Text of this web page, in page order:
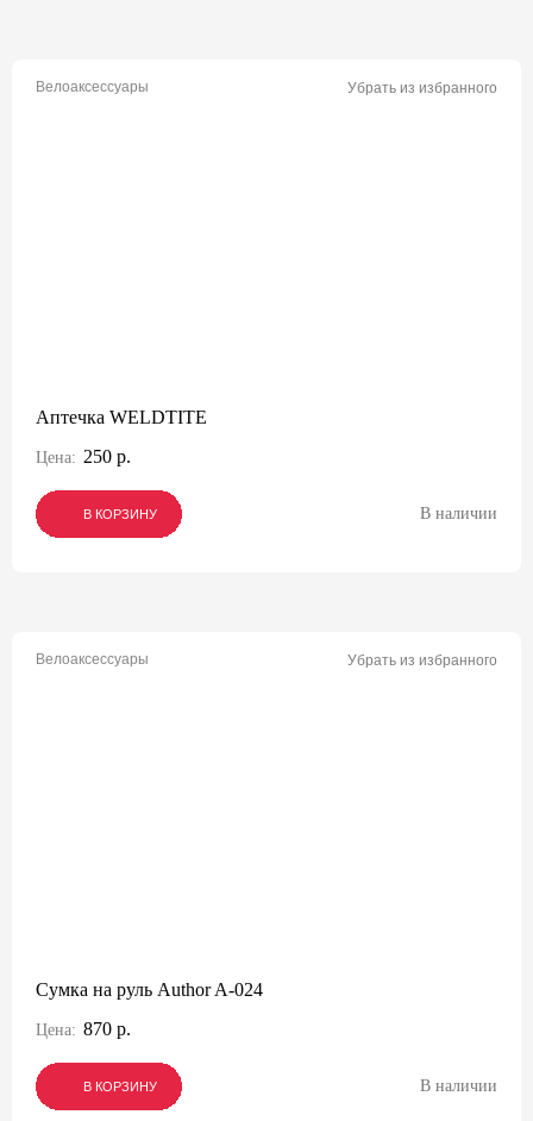
Велоаксессуары Убрать из избранного
Аптечка WELDTITE
Цена: 250 р.
В КОРЗИНУ
В КОРЗИНУ
В КОРЗИНУ В наличии
Велоаксессуары Убрать из избранного
Сумка на руль Author A-024
Цена: 870 р.
В КОРЗИНУ
В КОРЗИНУ
В КОРЗИНУ В наличии